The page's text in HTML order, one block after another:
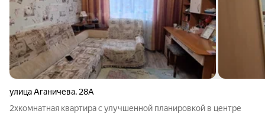
улица Аганичева, 28А
2хкомнатная квартира с улучшенной планировкой в центре